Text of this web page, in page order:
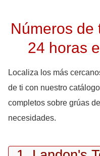
Números de
24 horas
Localiza los más
de ti con nuestro
completos sobre grúas
necesidades.